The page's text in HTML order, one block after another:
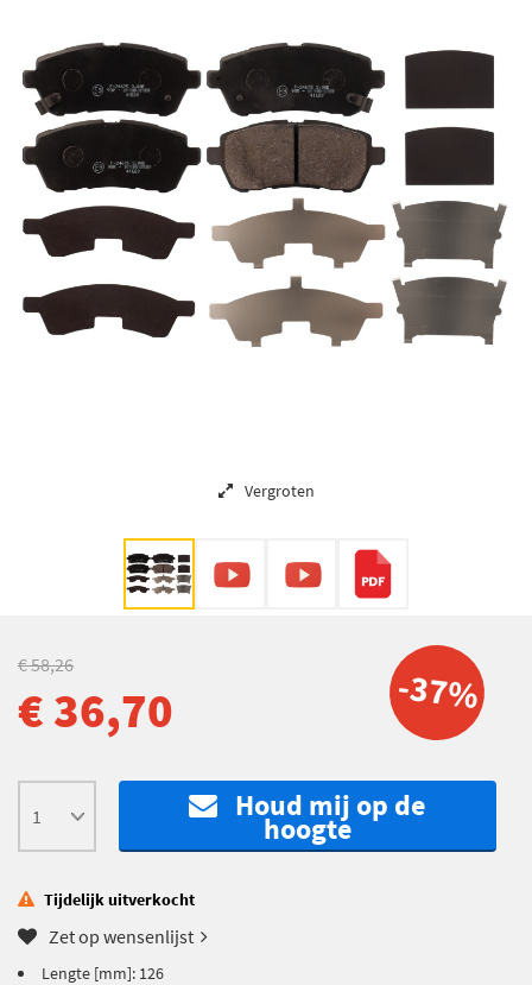
Vergroten
-37%
€ 58,26
€ 36,70
Houd mij op de
hoogte
Tijdelijk uitverkocht
Zet op wensenlijst
Lengte [mm]: 126